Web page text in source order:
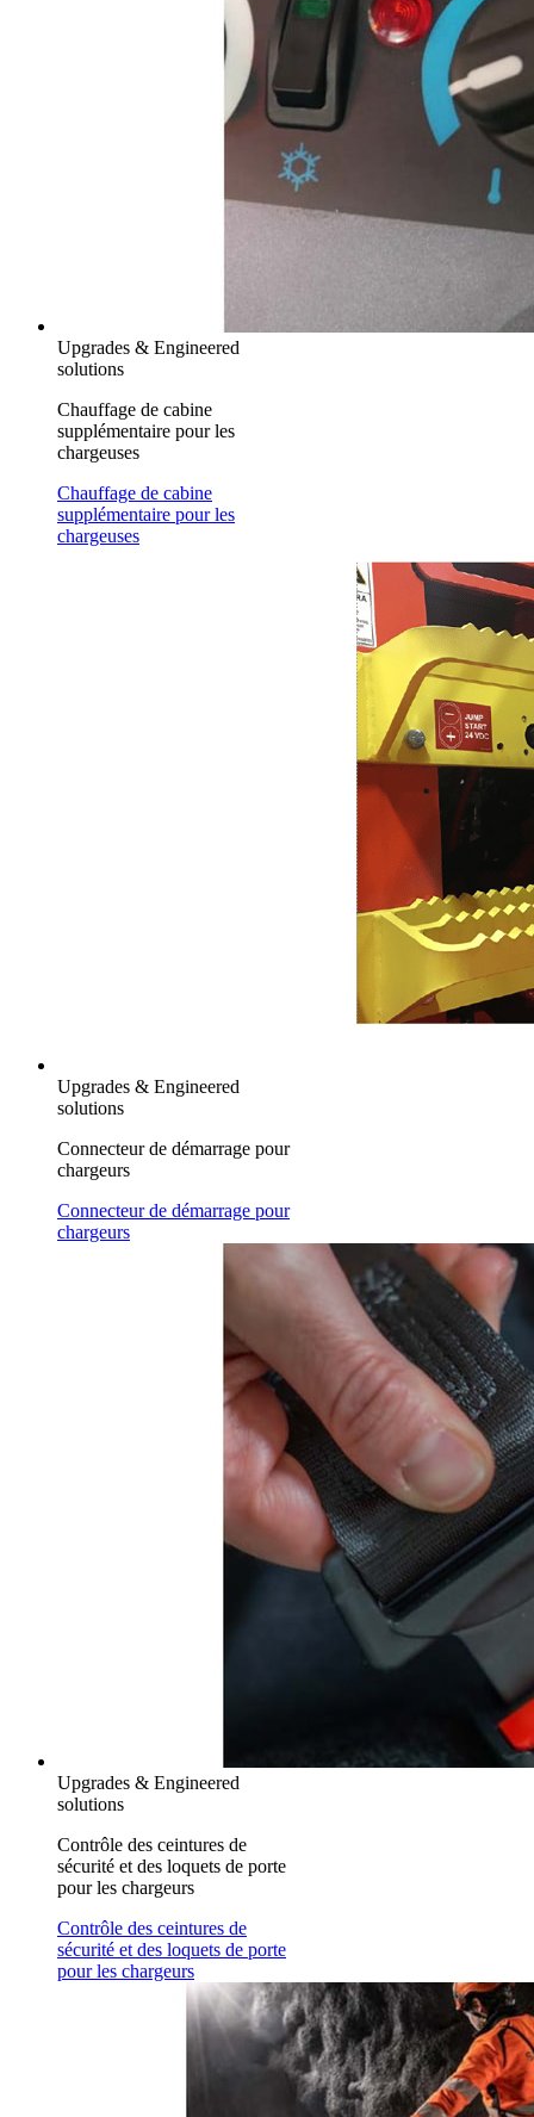
Upgrades & Engineered
solutions
Chauffage de cabine
supplémentaire pour les
chargeuses
Chauffage de cabine
supplémentaire pour les
chargeuses
Upgrades & Engineered
solutions
Connecteur de démarrage pour
chargeurs
Connecteur de démarrage pour
chargeurs
Upgrades & Engineered
solutions
Contrôle des ceintures de
sécurité et des loquets de porte
pour les chargeurs
Contrôle des ceintures de
sécurité et des loquets de porte
pour les chargeurs